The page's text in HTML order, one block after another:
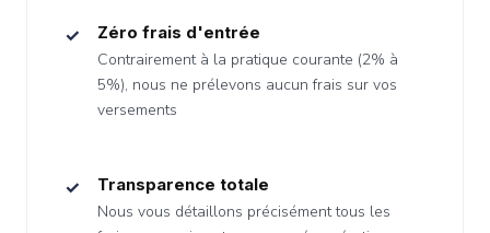
Zéro frais d'entrée
Contrairement à la pratique courante (2% à
5%), nous ne prélevons aucun frais sur vos
versements
Transparence totale
Nous vous détaillons précisément tous les